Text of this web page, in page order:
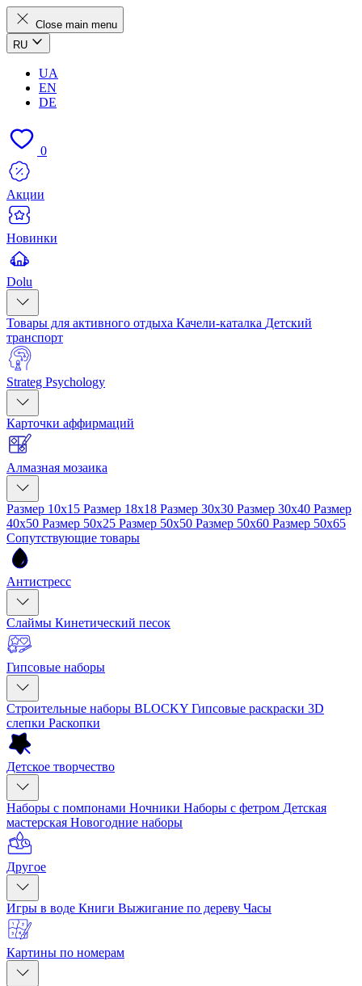
Close main menu
RU
UA
EN
DE
0
Акции
Новинки
Dolu
Товары для активного отдыха Качели-каталка Детский
транспорт
Strateg Psychology
Карточки аффирмаций
Алмазная мозаика
Размер 10x15 Размер 18x18 Размер 30x30 Размер 30x40 Размер
40x50 Размер 50x25 Размер 50x50 Размер 50x60 Размер 50x65
Сопутствующие товары
Антистресс
Слаймы Кинетический песок
Гипсовые наборы
Строительные наборы BLOCKY Гипсовые раскраски 3D
слепки Раскопки
Детское творчество
Наборы с помпонами Ночники Наборы с фетром Детская
мастерская Новогодние наборы
Другое
Игры в воде Книги Выжигание по дереву Часы
Картины по номерам